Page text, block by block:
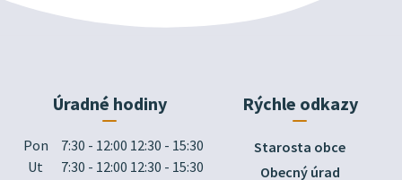
Úradné hodiny
Pon
7:30 - 12:00 12:30 - 15:30
Ut
7:30 - 12:00 12:30 - 15:30
Rýchle odkazy
Starosta obce
Obecný úrad